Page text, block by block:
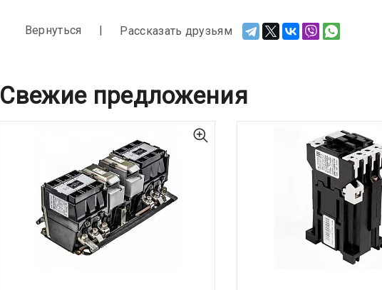
Вернуться Рассказать друзьям
Свежие предложения